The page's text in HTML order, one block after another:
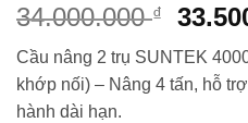
34.000.000₫
Giá
gốc
là:
Cầu nâng 2 trụ SUNTEK
khớp nối) – Nâng 4 tấn, hỗ
hành dài hạn.